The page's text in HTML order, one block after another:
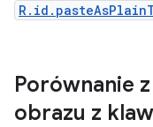
Porównanie
obrazu z